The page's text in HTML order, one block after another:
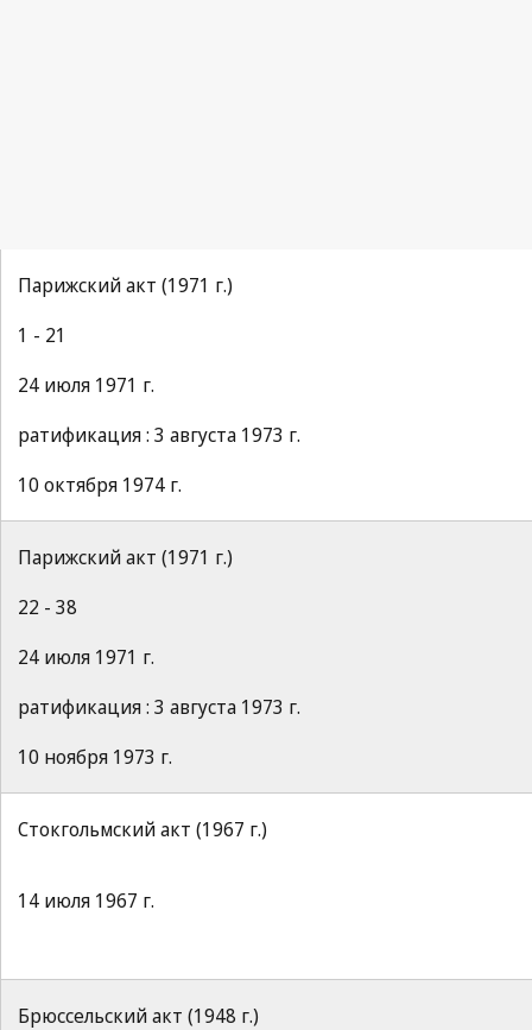
Парижский акт (1971 г.)
1 - 21
24 июля 1971 г.
ратификация : 3 августа 1973 г.
10 октября 1974 г.
Парижский акт (1971 г.)
22 - 38
24 июля 1971 г.
ратификация : 3 августа 1973 г.
10 ноября 1973 г.
Стокгольмский акт (1967 г.)
14 июля 1967 г.
Брюссельский акт (1948 г.)